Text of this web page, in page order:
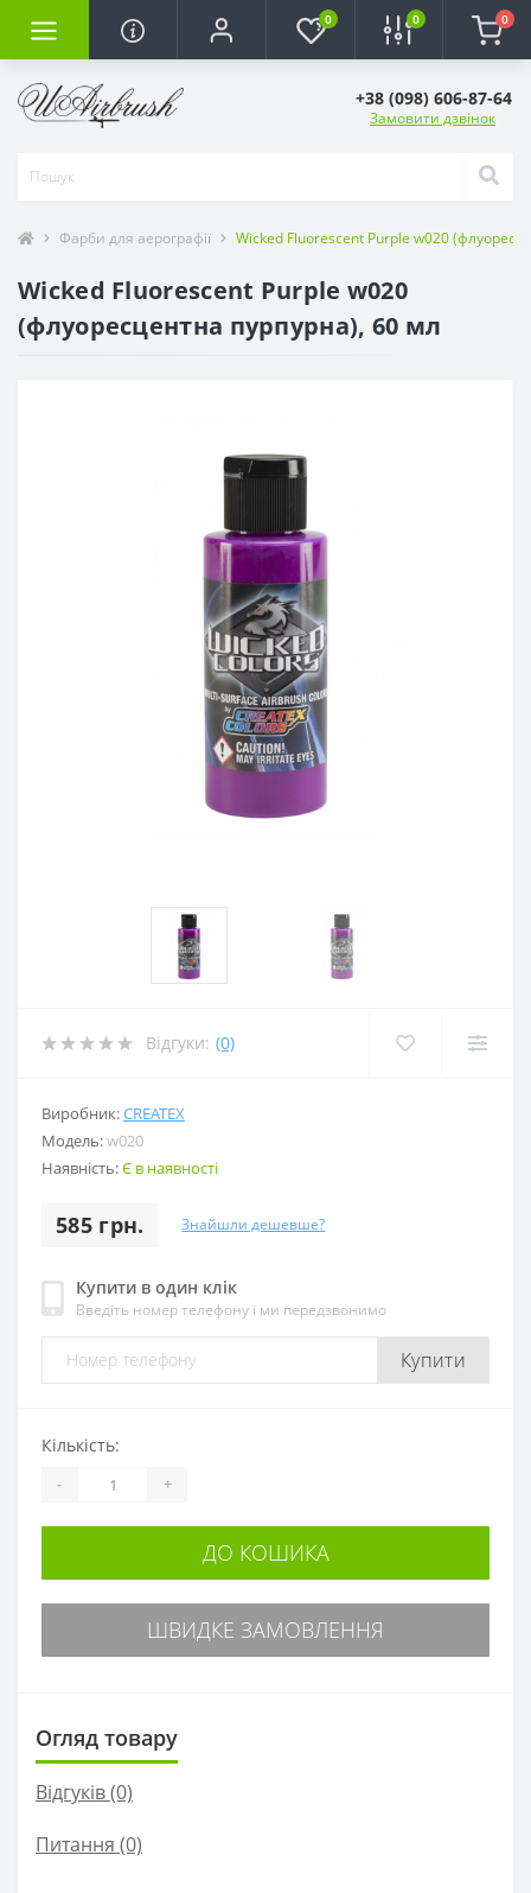
0 0 0
+38 (098) 606-87-64
Замовити дзвінок
Фарби для аерографії Wicked Fluorescent Purple w020
Wicked Fluorescent Purple w020
(флуоресцентна пурпурна), 60 мл
Відгуки: (0)
Виробник:CREATEX
Модель:w020
Наявність:Є в наявності
585 грн. Знайшли дешевше?
Купити в один клік
Введіть номер телефону і ми передзвонимо
Купити
Кількість:
- +
ДО КОШИКА
ШВИДКЕ ЗАМОВЛЕННЯ
Огляд товару
Відгуків (0)
Питання (0)